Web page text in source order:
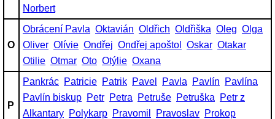
Norbert
O
Obrácení Pavla Oktavián Oldřich Oldřiška Oleg Olga
Oliver Olívie Ondřej Ondřej apoštol Oskar Otakar
Otilie Otmar Oto Otýlie Oxana
P
Pankrác Patricie Patrik Pavel Pavla Pavlín
Pavlína
Pavlín biskup Petr Petra Petruše Petruška
Petr z
Alkantary Polykarp Pravomil Pravoslav Prokop